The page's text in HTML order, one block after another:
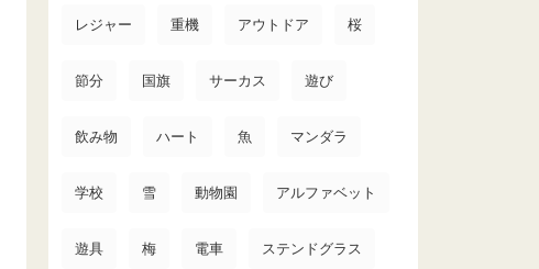
レジャー 重機 アウトドア 桜
節分 国旗 サーカス 遊び
飲み物 ハート 魚 マンダラ
学校 雪 動物園 アルファベット
遊具 梅 電車 ステンドグラス